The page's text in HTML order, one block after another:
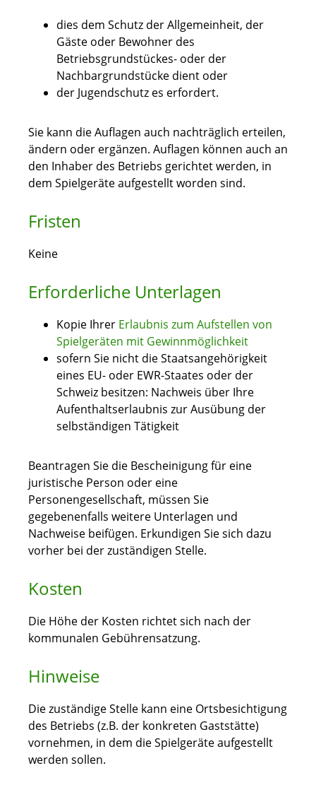
dies dem Schutz der Allgemeinheit, der
Gäste oder Bewohner des
Betriebsgrundstückes- oder der
Nachbargrundstücke dient oder
der Jugendschutz es erfordert.
Sie kann die Auflagen auch nachträglich erteilen,
ändern oder ergänzen. Auflagen können auch an
den Inhaber des Betriebs gerichtet werden, in
dem Spielgeräte aufgestellt worden sind.
Fristen
Keine
Erforderliche Unterlagen
Kopie Ihrer Erlaubnis zum Aufstellen von
Spielgeräten mit Gewinnmöglichkeit
sofern Sie nicht die Staatsangehörigkeit
eines EU- oder EWR-Staates oder der
Schweiz besitzen: Nachweis über Ihre
Aufenthaltserlaubnis zur Ausübung der
selbständigen Tätigkeit
Beantragen Sie die Bescheinigung für eine
juristische Person oder eine
Personengesellschaft, müssen Sie
gegebenenfalls weitere Unterlagen und
Nachweise beifügen. Erkundigen Sie sich dazu
vorher bei der zuständigen Stelle.
Kosten
Die Höhe der Kosten richtet sich nach der
kommunalen Gebührensatzung.
Hinweise
Die zuständige Stelle kann eine Ortsbesichtigung
des Betriebs (z.B. der konkreten Gaststätte)
vornehmen, in dem die Spielgeräte aufgestellt
werden sollen.